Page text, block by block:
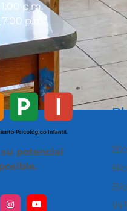
p.m.
p.m.
potencial